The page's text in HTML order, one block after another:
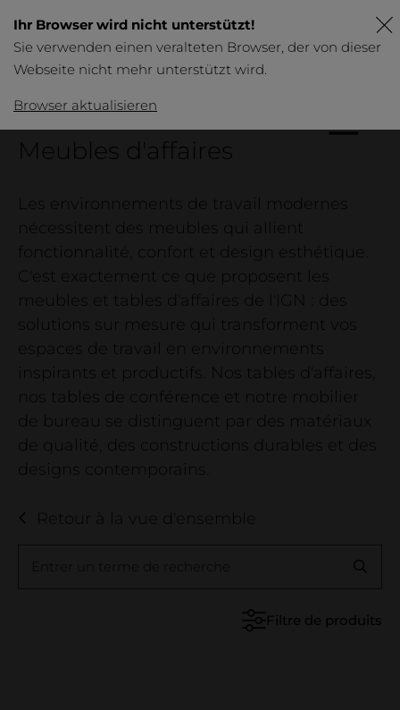
Produits
Aperçu
Tables
Business
Meubles
Lit et tables de chevet
Entreprise
entreprise
Contact
Déclaration relative au bois
IGN.
Meubles d'affaires
Les environnements de travail modernes
nécessitent des meubles qui allient
fonctionnalité, confort et design esthétique.
C'est exactement ce que proposent les
meubles et tables d'affaires de l'IGN : des
solutions sur mesure qui transforment vos
espaces de travail en environnements
inspirants et productifs. Nos tables d'affaires,
nos tables de conférence et notre mobilier
de bureau se distinguent par des matériaux
de qualité, des constructions durables et des
designs contemporains.
Retour à la vue d'ensemble
Entrer un terme de recherche
Filtre de produits
Ihr Browser wird nicht unterstützt!
Sie verwenden einen veralteten Browser, der von dieser
Webseite nicht mehr unterstützt wird.
Browser aktualisieren